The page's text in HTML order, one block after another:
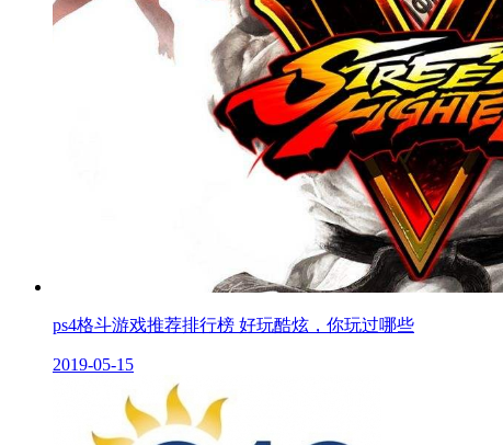
ps4格斗游戏推荐排行榜 好玩酷炫，你玩过哪些
2019-05-15